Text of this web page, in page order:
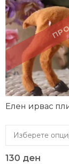
Елен ирвас
130 ден